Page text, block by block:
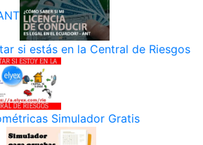
si estás en la Central de Riesgos
Simulador Gratis